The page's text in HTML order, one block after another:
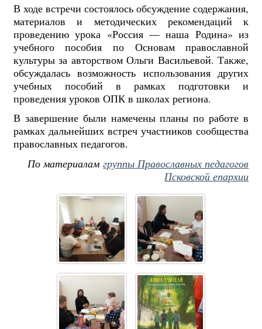
В ходе встречи состоялось обсуждение содержания,
материалов и методических рекомендаций к
проведению урока «Россия — наша Родина» из
учебного пособия по Основам православной
культуры за авторством Ольги Васильевой. Также,
обсуждалась возможность использования других
учебных пособий в рамках подготовки и
проведения уроков ОПК в школах региона.
В завершение были намечены планы по работе в
рамках дальнейших встреч участников сообщества
православных педагогов.
По материаламгруппы Православных педагогов
Псковской епархии